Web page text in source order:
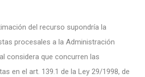
del recurso supondría la
procesales a la Administración
considera que concurren las
en el art. 139.1 de la Ley 29/1998, de